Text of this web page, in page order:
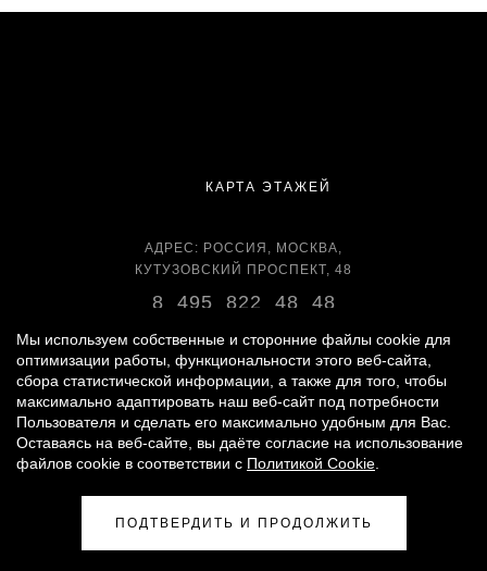
КАРТА ЭТАЖЕЙ
АДРЕС: РОССИЯ, МОСКВА,
КУТУЗОВСКИЙ ПРОСПЕКТ, 48
8 495 822 48 48
ВРЕМЯ РАБОТЫ:
ЕЖЕДНЕВНО С 11:00 ДО 22:00
© 2007 - 2026«ВРЕМЕНА ГОДА»
Мы используем собственные и сторонние файлы cookie для
оптимизации работы, функциональности этого веб-сайта,
сбора статистической информации, а также для того, чтобы
максимально адаптировать наш веб-сайт под потребности
Пользователя и сделать его максимально удобным для Вас.
Оставаясь на веб-сайте, вы даёте согласие на использование
файлов cookie в соответствии с Политикой Cookie
ПОДТВЕРДИТЬ И ПРОДОЛЖИТЬ